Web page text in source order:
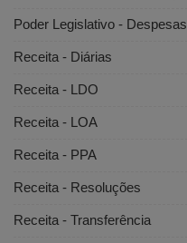
Poder Legislativo - Despesas
Receita - Diárias
Receita - LDO
Receita - LOA
Receita - PPA
Receita - Resoluções
Receita - Transferência